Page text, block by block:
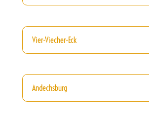
Vier-Viecher-Eck
Andechsburg